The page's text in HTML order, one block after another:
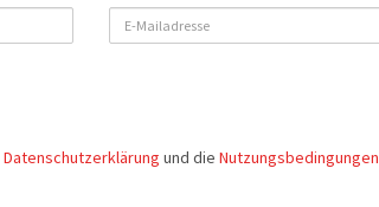
Datenschutzerklärung und die Nutzungsbedingungen